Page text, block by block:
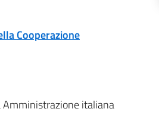
Cooperazione
Amministrazione italiana